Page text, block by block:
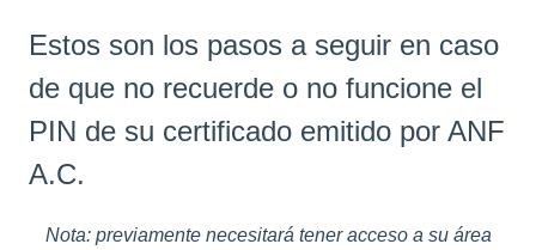
Estos son los pasos a seguir en caso
de que no recuerde o no funcione el
PIN de su certificado emitido por ANF
A.C.
Nota: previamente necesitará tener acceso a su área